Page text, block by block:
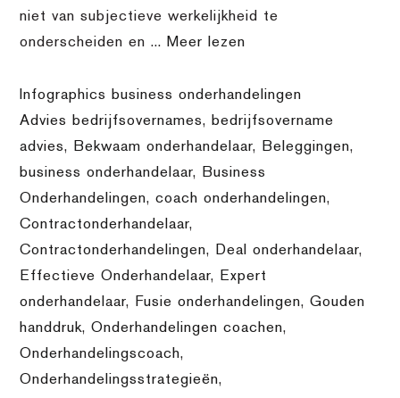
niet van subjectieve werkelijkheid te
onderscheiden en ...Meer lezen
Infographics business onderhandelingen
Advies bedrijfsovernames,bedrijfsovername
advies, Bekwaam onderhandelaar, Beleggingen,
business onderhandelaar, Business
Onderhandelingen,coach onderhandelingen,
Contractonderhandelaar,
Contractonderhandelingen, Deal onderhandelaar,
Effectieve Onderhandelaar, Expert
onderhandelaar, Fusie onderhandelingen,Gouden
handdruk,Onderhandelingen coachen,
Onderhandelingscoach,
Onderhandelingsstrategieën,